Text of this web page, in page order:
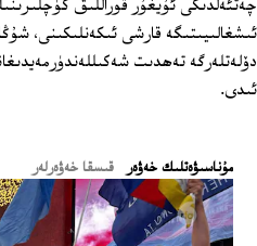
چەتئەلدىكى ئۇيغۇر قوراللىق
ئىشغالىيىتىگە قارشى ئىكەنلىكىنى،
دۆلەتلەرگە تەھدىت
ئىدى.
ﻣﯘﻧﺎﺳﯩﯟﻩﺗﻠﯩﻚ ﺧﻪﯞﻩﺭ قىسقا خەۋەرلەر